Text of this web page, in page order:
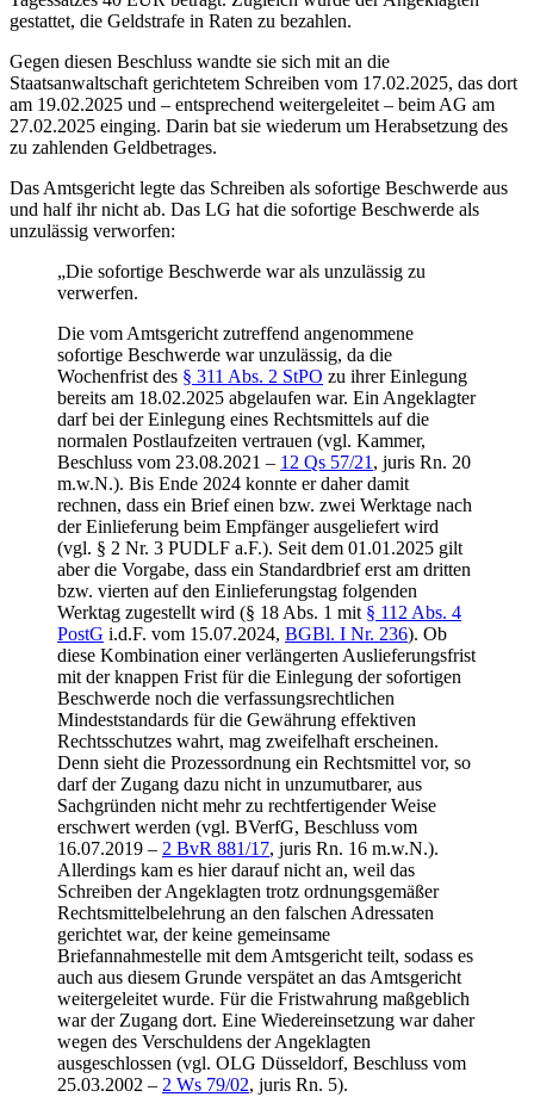
gestattet, die Geldstrafe in Raten zu bezahlen.
Gegen diesen Beschluss wandte sie sich mit an die
Staatsanwaltschaft gerichtetem Schreiben vom 17.02.2025, das dort
am 19.02.2025 und – entsprechend weitergeleitet – beim AG am
27.02.2025 einging. Darin bat sie wiederum um Herabsetzung des
zu zahlenden Geldbetrages.
Das Amtsgericht legte das Schreiben als sofortige Beschwerde aus
und half ihr nicht ab. Das LG hat die sofortige Beschwerde als
unzulässig verworfen:
„Die sofortige Beschwerde war als unzulässig zu
verwerfen.
Die vom Amtsgericht zutreffend angenommene
sofortige Beschwerde war unzulässig, da die
Wochenfrist des § 311 Abs. 2 StPO zu ihrer Einlegung
bereits am 18.02.2025 abgelaufen war. Ein Angeklagter
darf bei der Einlegung eines Rechtsmittels auf die
normalen Postlaufzeiten vertrauen (vgl. Kammer,
Beschluss vom 23.08.2021 – 12 Qs 57/21 , juris Rn. 20
m.w.N.). Bis Ende 2024 konnte er daher damit
rechnen, dass ein Brief einen bzw. zwei Werktage nach
der Einlieferung beim Empfänger ausgeliefert wird
(vgl. § 2 Nr. 3 PUDLF a.F.). Seit dem 01.01.2025 gilt
aber die Vorgabe, dass ein Standardbrief erst am dritten
bzw. vierten auf den Einlieferungstag folgenden
Werktag zugestellt wird (§ 18 Abs. 1 mit § 112 Abs. 4
PostG i.d.F. vom 15.07.2024, BGBl. I Nr. 236). Ob
diese Kombination einer verlängerten Auslieferungsfrist
mit der knappen Frist für die Einlegung der sofortigen
Beschwerde noch die verfassungsrechtlichen
Mindeststandards für die Gewährung effektiven
Rechtsschutzes wahrt, mag zweifelhaft erscheinen.
Denn sieht die Prozessordnung ein Rechtsmittel vor, so
darf der Zugang dazu nicht in unzumutbarer, aus
Sachgründen nicht mehr zu rechtfertigender Weise
erschwert werden (vgl. BVerfG, Beschluss vom
16.07.2019 – 2 BvR 881/17, juris Rn. 16 m.w.N.).
Allerdings kam es hier darauf nicht an, weil das
Schreiben der Angeklagten trotz ordnungsgemäßer
Rechtsmittelbelehrung an den falschen Adressaten
gerichtet war, der keine gemeinsame
Briefannahmestelle mit dem Amtsgericht teilt, sodass es
auch aus diesem Grunde verspätet an das Amtsgericht
weitergeleitet wurde. Für die Fristwahrung maßgeblich
war der Zugang dort. Eine Wiedereinsetzung war daher
wegen des Verschuldens der Angeklagten
ausgeschlossen (vgl. OLG Düsseldorf, Beschluss vom
25.03.2002 – 2 Ws 79/02, juris Rn. 5).